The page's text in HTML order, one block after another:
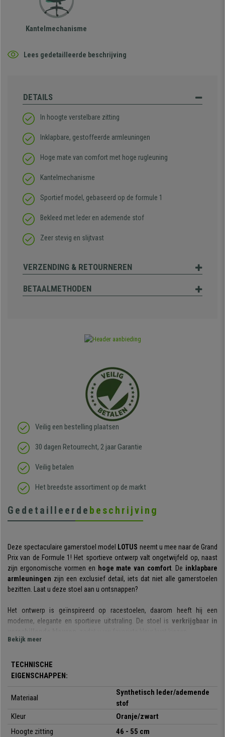
Kantelmechanisme
Lees gedetailleerde beschrijving
DETAILS
In hoogte verstelbare zitting
Inklapbare, gestoffeerde armleuningen
Hoge mate van comfort met hoge rugleuning
Kantelmechanisme
Sportief model, gebaseerd op de formule 1
Bekleed met leder en ademende stof
Zeer stevig en slijtvast
VERZENDING & RETOURNEREN
BETAALMETHODEN
Veilig een bestelling plaatsen
30 dagen Retourrecht, 2 jaar Garantie
Veilig betalen
Het breedste assortiment op de markt
Gedetailleerde beschrijving
Deze spectaculaire gamerstoel model LOTUS neemt u mee naar de Grand
Prix van de Formule 1! Het sportieve ontwerp valt ongetwijfeld op, naast
zijn ergonomische vormen en hoge mate van comfort. De inklapbare
armleuningen zijn een exclusief detail, iets dat niet alle gamerstoelen
bezitten. Laat u deze stoel aan u ontsnappen?
Het ontwerp is geïnspireerd op racestoelen, daarom heeft hij een
moderne, elegante en sportieve uitstraling. De stoel is verkrijgbaar in
functie kunt u de hoogte van de stoel gemakkelijk verstellen en
aanpassen aan de hoogte van uw bureau of tv. Hij beschikt ook over
pauzeren. Dit systeem kan worden vergrendeld en ontgrendeld net zoals
de spanning van de leunstand kan worden ingesteld.
De zitting en de rugleuning beschikken over een dikke vulling
Bekijk meer
TECHNISCHE
EIGENSCHAPPEN:
Materiaal
Synthetisch leder/ademende
stof
Kleur
Oranje/zwart
Hoogte zitting
46 - 55 cm